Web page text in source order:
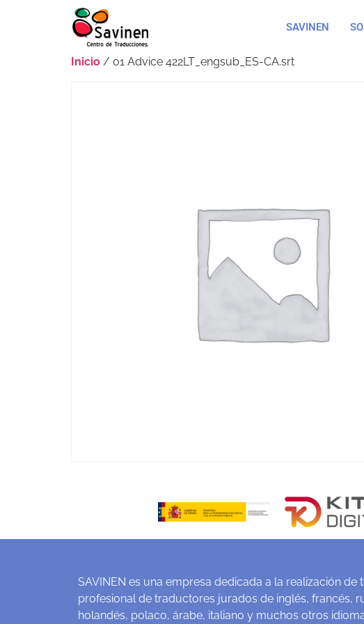
SAVINEN
Inicio / 01 Advice 422LT_engsub_ES-CA.srt
SAVINEN es una empresa dedicada a la realización
profesional de traductores jurados de inglés, francés,
holandés, polaco, árabe, italiano y muchos otros